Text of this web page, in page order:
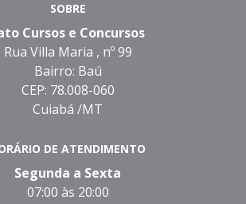
SOBRE
Cursos e Concursos
Rua Villa Maria , nº 99
Bairro: Baú
CEP: 78.008-060
Cuiabá /MT
DE ATENDIMENTO
Segunda a Sexta
07:00 às 20:00